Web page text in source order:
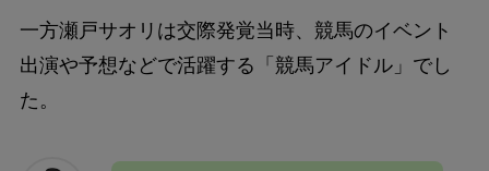
一方瀬戸サオリは交際発覚当時、競馬のイベント
出演や予想などで活躍する「競馬アイドル」でし
た。